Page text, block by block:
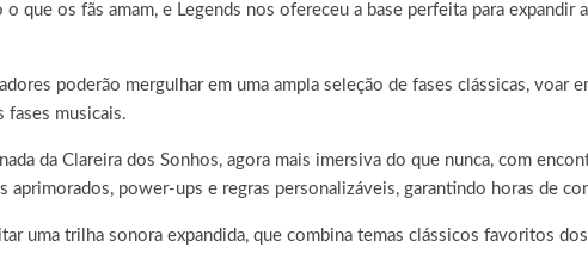
que os fãs amam, e Legends nos ofereceu a base perfeita para expandir
poderão mergulhar em uma ampla seleção de fases clássicas, voar
fases musicais.
da Clareira dos Sonhos, agora mais imersiva do que nunca, com
power-ups e regras personalizáveis, garantindo horas de
uma trilha sonora expandida, que combina temas clássicos favoritos